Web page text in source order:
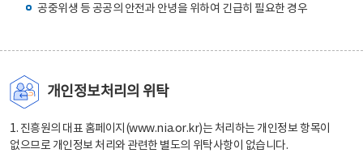
공중위생 등 공공의 안전과 안녕을 위하여 긴급히 필요한 경우
개인정보처리의 위탁
1. 진흥원의 대표 홈페이지(www.nia.or.kr)는 처리하는 개인정보 항목이
없으므로 개인정보 처리와 관련한 별도의 위탁사항이 없습니다.